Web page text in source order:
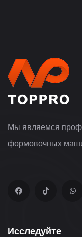
Мы являемся
формовочных
Исследуйте